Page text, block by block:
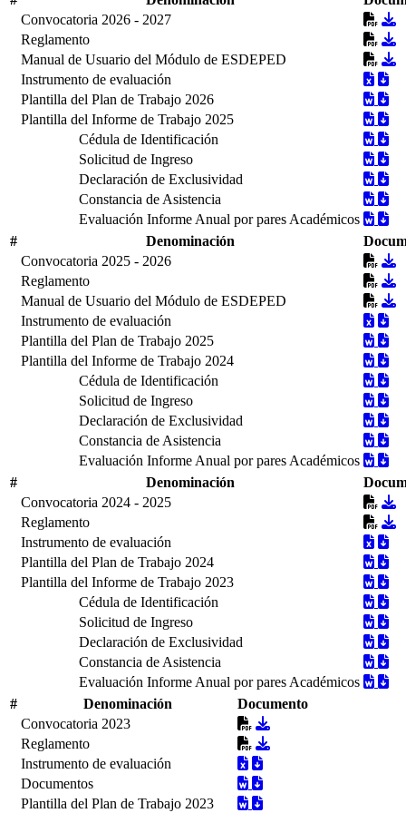
Convocatoria 2026 - 2027
Reglamento
Manual de Usuario del Módulo de ESDEPED
Instrumento de evaluación
Plantilla del Plan de Trabajo 2026
Plantilla del Informe de Trabajo 2025
Cédula de Identificación
Solicitud de Ingreso
Declaración de Exclusividad
Constancia de Asistencia
Evaluación Informe Anual por pares Académicos
#
Denominación
Convocatoria 2025 - 2026
Reglamento
Manual de Usuario del Módulo de ESDEPED
Instrumento de evaluación
Plantilla del Plan de Trabajo 2025
Plantilla del Informe de Trabajo 2024
Cédula de Identificación
Solicitud de Ingreso
Declaración de Exclusividad
Constancia de Asistencia
Evaluación Informe Anual por pares Académicos
#
Denominación
Convocatoria 2024 - 2025
Reglamento
Instrumento de evaluación
Plantilla del Plan de Trabajo 2024
Plantilla del Informe de Trabajo 2023
Cédula de Identificación
Solicitud de Ingreso
Declaración de Exclusividad
Constancia de Asistencia
Evaluación Informe Anual por pares Académicos
#
Denominación
Documento
Convocatoria 2023
Reglamento
Instrumento de evaluación
Documentos
Plantilla del Plan de Trabajo 2023